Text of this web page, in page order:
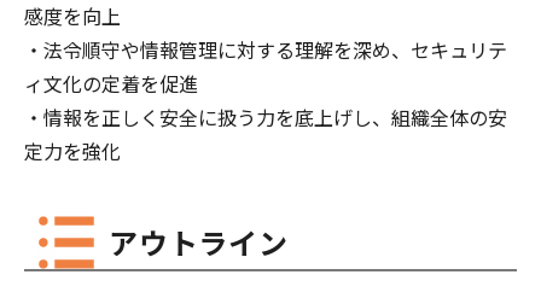
感度を向上
・法令順守や情報管理に対する理解を深め、セキュリテ
ィ文化の定着を促進
・情報を正しく安全に扱う力を底上げし、組織全体の安
定力を強化
アウトライン